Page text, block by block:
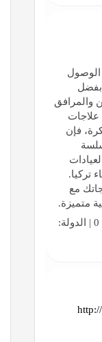
الوصول
بفضل
والمرافق
علاجات
فإن
تركيا.
مع